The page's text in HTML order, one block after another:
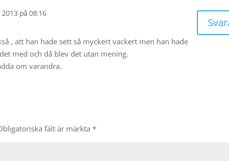
2013 på 08:16
, att han hade sett så myckert vackert men han hade
med och då blev det utan mening.
om varandra.
fält är märkta*